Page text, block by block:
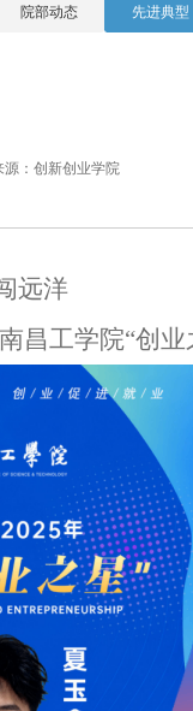
院部动态 先进典型
源：创新创业学院
远洋
工学院“创业